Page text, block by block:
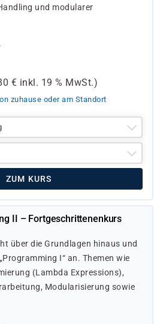
und modularer
€ inkl. 19 % MwSt.)
zuhause oder am Standort
ZUM KURS
II – Fortgeschrittenenkurs
über die Grundlagen hinaus und
I“ an. Themen wie
(Lambda Expressions),
Modularisierung sowie